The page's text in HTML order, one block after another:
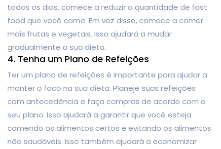
todos os dias, comece a reduzir a quantidade de fast
food que você come. Em vez disso, comece a comer
mais frutas e vegetais. Isso ajudará a mudar
gradualmente a sua dieta.
4. Tenha um Plano de Refeições
Ter um plano de refeições é importante para ajudar a
manter o foco na sua dieta. Planeje suas refeições
com antecedência e faça compras de acordo com o
seu plano. Isso ajudará a garantir que você esteja
comendo os alimentos certos e evitando os alimentos
não saudáveis. Isso também ajudará a economizar